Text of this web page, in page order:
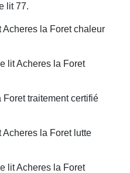
lit 77.
la Foret chaleur
lit Acheres la Foret
traitement certifié
la Foret lutte
lit Acheres la Foret